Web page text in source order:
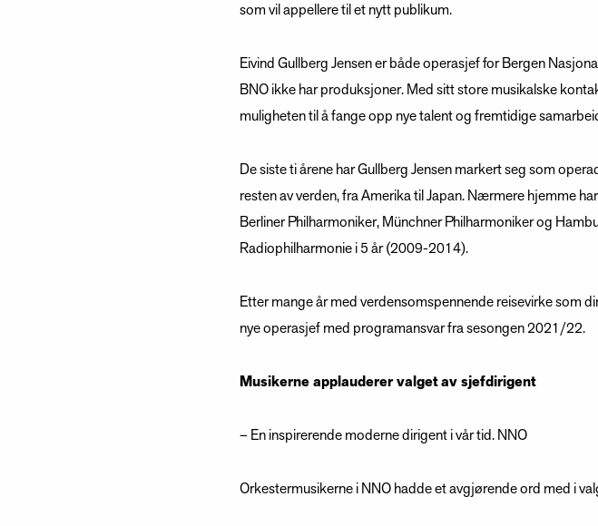
som vil appellere til et nytt publikum.
Eivind Gullberg Jensen er både operasjef for Bergen
BNO ikke har produksjoner. Med sitt store musikalske
muligheten til å fange opp nye talent og fremtidige
De siste ti årene har Gullberg Jensen markert seg som
resten av verden, fra Amerika til Japan. Nærmere hjemme
Berliner Philharmoniker, Münchner Philharmoniker og
Radiophilharmonie i 5 år (2009-2014).
Etter mange år med verdensomspennende reisevirke som
nye operasjef med programansvar fra sesongen 2021/22.
Musikerne applauderer valget av sjefdirigent
– En inspirerende moderne dirigent i vår tid. NNO
Orkestermusikerne i NNO hadde et avgjørende ord med i